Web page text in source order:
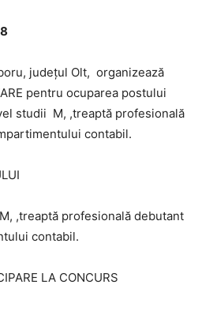
județul Olt, organizează
pentru ocuparea postului
studii M, ,treaptă profesională
contabil.
,treaptă profesională debutant
contabil.
LA CONCURS